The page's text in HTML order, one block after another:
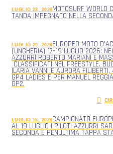
LUGLIO 23, 2026MOTOSURF WORLD
TANDA IMPEGNATO NELLA
LUGLIO 20, 2026EUROPEO MOTO
(UNGHERIA) 17-19 LUGLIO 2026:
AZZURRI ROBERTO MARIANI E
CLASSIFICATI NEL FREESTYLE.
ILARIA VANNI E AURORA
GP4 LADIES E PER MANUEL
GP2.
LUGLIO 16, 2026CAMPIONATO
AL 19 LUGLIO I PILOTI AZZURRI
SECONDA E PENULTIMA TAPPA